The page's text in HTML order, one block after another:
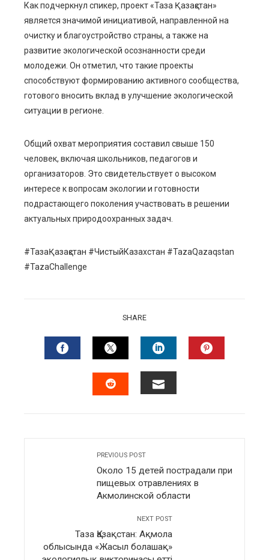
Как подчеркнул спикер, проект «Таза Қазақстан»
является значимой инициативой, направленной на
очистку и благоустройство страны, а также на
развитие экологической осознанности среди
молодежи. Он отметил, что такие проекты
способствуют формированию активного сообщества,
готового вносить вклад в улучшение экологической
ситуации в регионе.
Общий охват мероприятия составил свыше 150
человек, включая школьников, педагогов и
организаторов. Это свидетельствует о высоком
интересе к вопросам экологии и готовности
подрастающего поколения участвовать в решении
актуальных природоохранных задач.
#ТазаҚазақстан #ЧистыйКазахстан #TazaQazaqstan
#TazaChallenge
SHARE
FACEBOOKTWITTERLINKEDIN
PREVIOUS POST
Около 15 детей пострадали при
пищевых отравлениях в
Акмолинской области
NEXT POST
Таза Қазақстан: Ақмола
облысында «Жасыл болашақ»